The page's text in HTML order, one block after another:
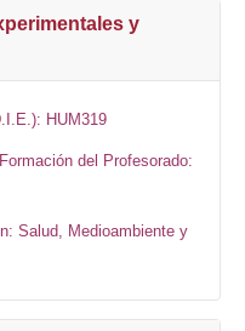
y
HUM319
del Profesorado:
Salud, Medioambiente y